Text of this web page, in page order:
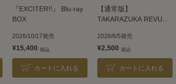
『EXCITER!!』 Blu-ray
BOX
2026/10/17発売
¥15,400
カートに入れる
【通常版】
TAKARAZUKA REVUE
2026/8/5発売
¥2,500
カートに入れる